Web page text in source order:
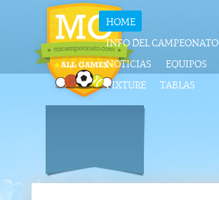
HOME
INFO DEL CAMPEONATO
NOTICIAS
EQUIPOS
FIXTURE
TABLAS